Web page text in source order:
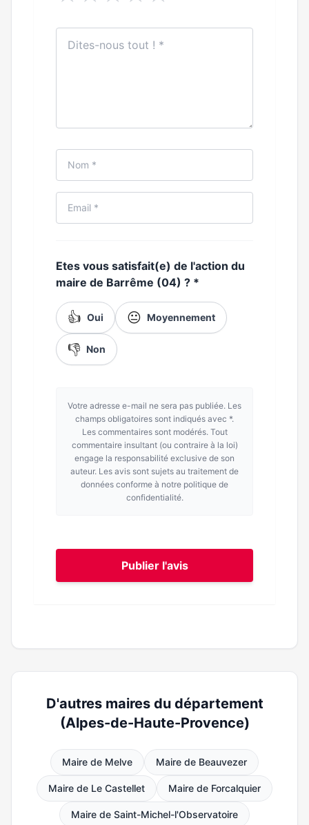
Etes vous satisfait(e) de l'action du
maire de Barrême (04) ? *
👍 Oui 😐 Moyennement
👎 Non
Votre adresse e-mail ne sera pas publiée. Les
champs obligatoires sont indiqués avec *.
Les commentaires sont modérés. Tout
commentaire insultant (ou contraire à la loi)
engage la responsabilité exclusive de son
auteur. Les avis sont sujets au traitement de
données conforme à notre politique de
confidentialité.
Publier l'avis
D'autres maires du département
(Alpes-de-Haute-Provence)
Maire de Melve Maire de Beauvezer
Maire de Le Castellet Maire de Forcalquier
Maire de Saint-Michel-l'Observatoire